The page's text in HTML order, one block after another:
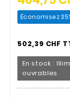
Économisez
502,39 CHF
En stock :
ouvrables